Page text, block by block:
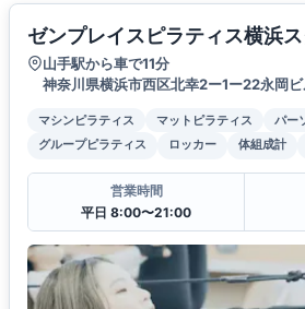
ゼンプレイスピラティス横浜
山手駅から車で11分
神奈川県横浜市西区北幸2ー1ー22永岡
マシンピラティス マットピラティス
パー
グループピラティス
ロッカー 体組成計
営業時間
平日 8:00〜21:00